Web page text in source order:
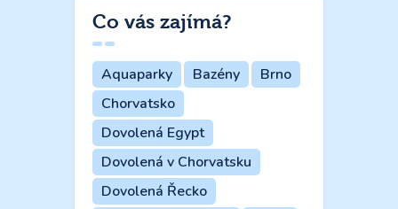
Co vás zajímá?
Aquaparky Bazény
Brno
Chorvatsko
Dovolená Egypt
Dovolená v Chorvatsku
Dovolená Řecko